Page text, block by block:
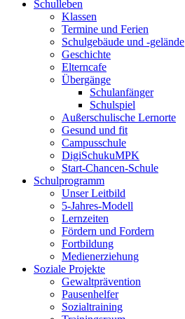
Schulleben
Klassen
Termine und Ferien
Schulgebäude und -gelände
Geschichte
Elterncafe
Übergänge
Schulanfänger
Schulspiel
Außerschulische Lernorte
Gesund und fit
Campusschule
DigiSchukuMPK
Start-Chancen-Schule
Schulprogramm
Unser Leitbild
5-Jahres-Modell
Lernzeiten
Fördern und Fordern
Fortbildung
Medienerziehung
Soziale Projekte
Gewaltprävention
Pausenhelfer
Sozialtraining